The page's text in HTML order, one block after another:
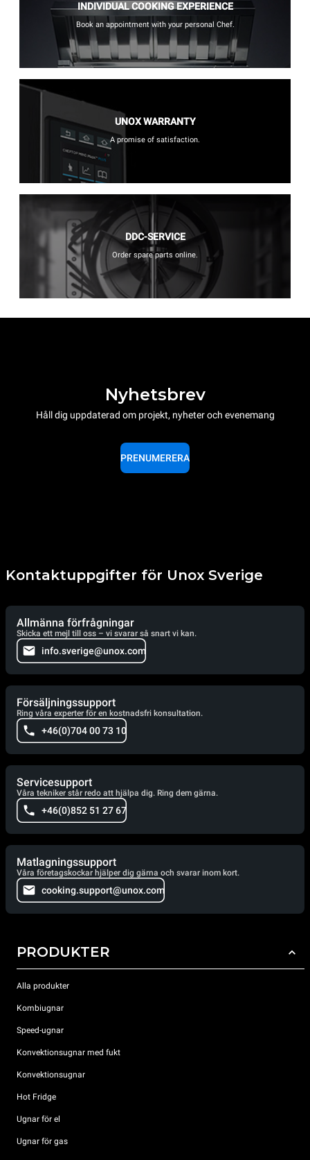
INDIVIDUAL COOKING EXPERIENCE
Book an appointment with your personal Chef.
UNOX WARRANTY
A promise of satisfaction.
DDC-SERVICE
Order spare parts online.
Nyhetsbrev
Håll dig uppdaterad om projekt, nyheter och evenemang
PRENUMERERA
Kontaktuppgifter för Unox Sverige
Allmänna förfrågningar
Skicka ett mejl till oss – vi svarar så snart vi kan.
info.sverige@unox.com
Försäljningssupport
Ring våra experter för en kostnadsfri konsultation.
+46(0)704 00 73 10
Servicesupport
Våra tekniker står redo att hjälpa dig. Ring dem gärna.
+46(0)852 51 27 67
Matlagningssupport
Våra företagskockar hjälper dig gärna och svarar inom kort.
cooking.support@unox.com
PRODUKTER
Alla produkter
Kombiugnar
Speed-ugnar
Konvektionsugnar med fukt
Konvektionsugnar
Hot Fridge
Ugnar för el
Ugnar för gas